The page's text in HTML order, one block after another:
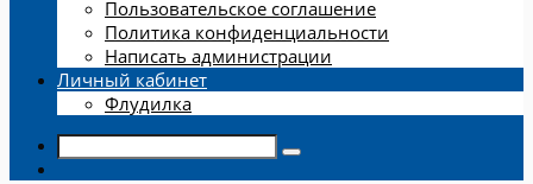
Пользовательское соглашение
Политика конфиденциальности
Написать администрации
Личный кабинет
Флудилка